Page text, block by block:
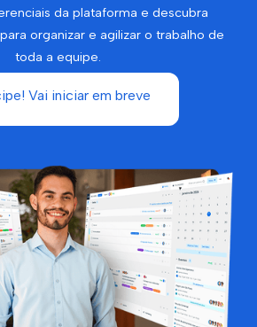
da plataforma e descubra
organizar e agilizar o trabalho de
toda a equipe.
Vai iniciar em breve